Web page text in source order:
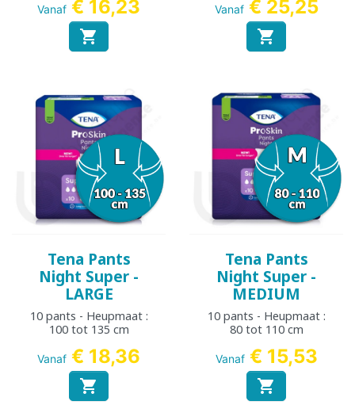
Vanaf € 16,23

Vanaf € 25,25

Tena Pants
Night Super -
LARGE
10 pants - Heupmaat :
100 tot 135 cm
Vanaf € 18,36

Tena Pants
Night Super -
MEDIUM
10 pants - Heupmaat :
80 tot 110 cm
Vanaf € 15,53
